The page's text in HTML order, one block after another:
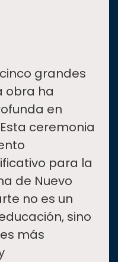
grandes
obra ha
en
ceremonia
para la
de Nuevo
no es un
sino
más